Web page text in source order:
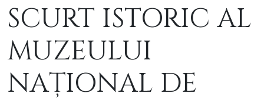
SCURT ISTORIC AL
MUZEULUI
NAȚIONAL DE